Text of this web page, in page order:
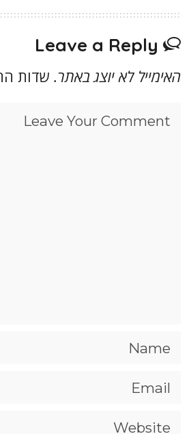
Leave a Reply
האימייל לא יוצג באתר. שדות